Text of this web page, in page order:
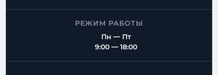
РЕЖИМ РАБОТЫ
Пн — Пт
9:00 — 18:00